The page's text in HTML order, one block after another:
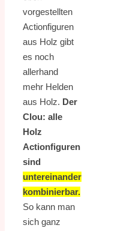
vorgestellten
Actionfiguren
aus Holz gibt
es noch
allerhand
mehr Helden
aus Holz. Der
Clou: alle
Holz
Actionfiguren
sind
untereinander
kombinierbar.
So kann man
sich ganz